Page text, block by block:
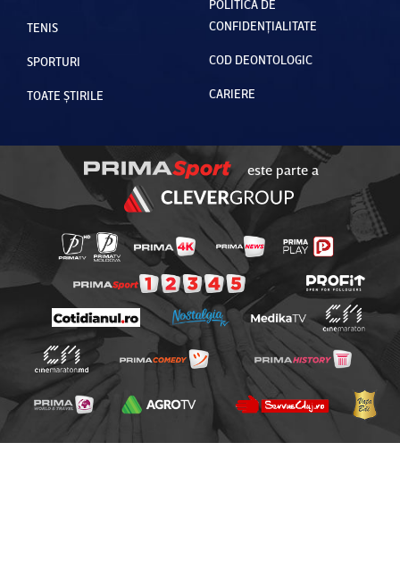
TENIS
SPORTURI
TOATE ȘTIRILE
POLITICA DE
CONFIDENȚIALITATE
COD DEONTOLOGIC
CARIERE
este parte a